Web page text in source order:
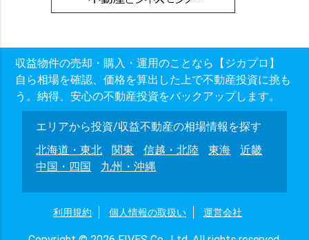
収益物件の売却・購入・運用のことなら【ジカプロ】
自ら相場を確認、価格を算出した上で不動産投資に挑も
う。納得、安心の不動産投資をバックアップします。
エリアから投資/収益不動産の相場情報を探す
北海道・東北
関東 信越・北陸 東海
近畿
中国・四国
九州・沖縄
利用規約 個人情報の取扱い 運営会社